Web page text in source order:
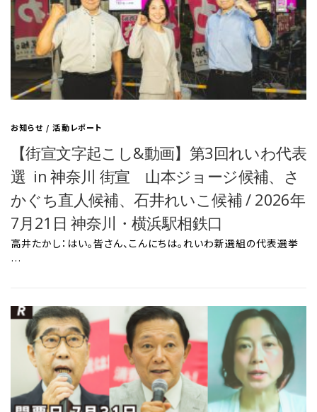
お知らせ/活動レポート
【街宣文字起こし&動画】第3回れいわ代表
選 in 神奈川 街宣 山本ジョージ候補、さ
かぐち直人候補、石井れいこ候補 / 2026年
7月21日 神奈川・横浜駅相鉄口
高井たかし：はい。皆さん、こんにちは。れいわ新選組の代表選挙
…